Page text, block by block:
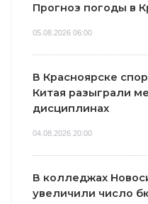
Прогноз погоды в
05.08.2026 06:00
В Красноярске
Китая разыграли
дисциплинах
04.08.2026 20:00
В колледжах
увеличили число